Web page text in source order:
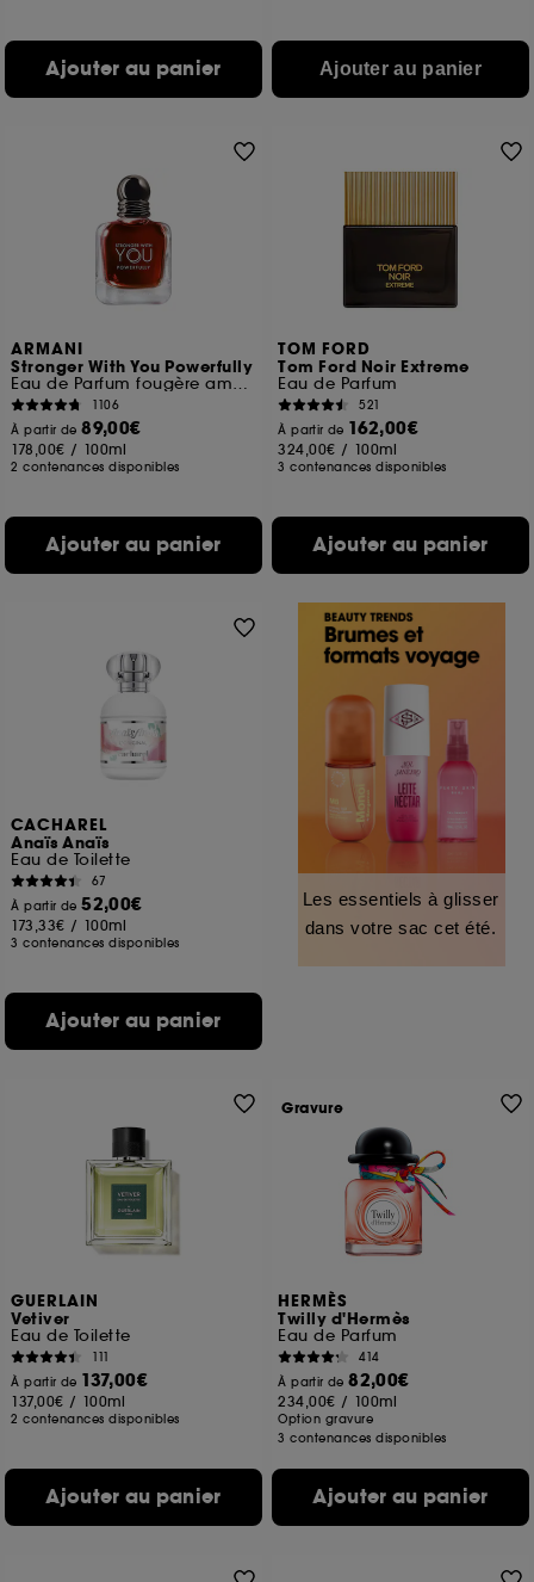
Ajouter au panier Ajouter au panier
ARMANI
Stronger With You Powerfully
Eau de Parfum fougère ambrée fruitée
1106
À partir de89,00€
178,00€ / 100ml
2 contenances disponibles
Ajouter au panier
TOM FORD
Tom Ford Noir Extreme
Eau de Parfum
521
À partir de 162,00€
324,00€ / 100ml
3 contenances disponibles
Ajouter au panier
CACHAREL
Anaïs Anaïs
Eau de Toilette
67
À partir de52,00€
173,33€ / 100ml
3 contenances disponibles
Ajouter au panier
Les essentiels à glisser
dans votre sac cet été.
GUERLAIN
Vetiver
Eau de Toilette
111
À partir de 137,00€
137,00€ / 100ml
2 contenances disponibles
Ajouter au panier
HERMÈS
Twilly d'Hermès
Eau de Parfum
414
À partir de82,00€
234,00€ / 100ml
Option gravure
3 contenances disponibles
Ajouter au panier
Gravure